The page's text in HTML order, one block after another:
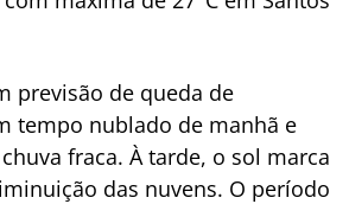
previsão de queda de
tempo nublado de manhã e
fraca. À tarde, o sol marca
das nuvens. O período